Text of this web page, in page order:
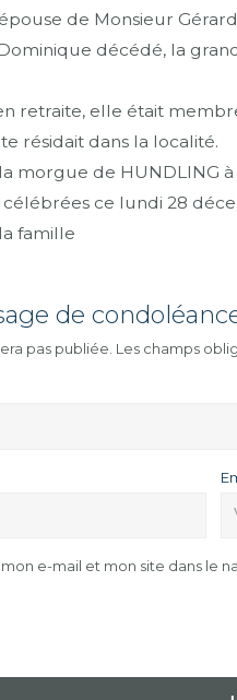
de Monsieur
décédé, la
retraite, elle était
résidait dans la localité.
morgue de HUNDLING
ce lundi 28
famille
de
pas publiée. Les champs
e-mail et mon site dans le